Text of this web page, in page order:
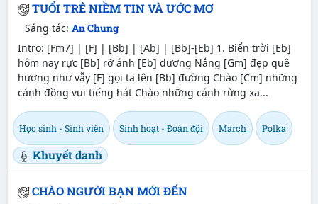
TUỔI TRẺ NIỀM TIN VÀ ƯỚC MƠ
Sáng tác: An Chung
Intro: [Fm7] | [F] | [Bb] | [Ab] | [Bb]-[Eb] 1. Biển trời [Eb]
hôm nay rực [Bb] rỡ ánh [Eb] dương Nắng [Gm] đẹp quê
hương như vẫy [F] gọi ta lên [Bb] đường Chào [Cm] những
cánh đồng vui tiếng hát Chào những cánh rừng xa...
Học sinh - Sinh viên Sinh hoạt - Đoàn đội March Polka
Khuyết danh
CHÀO NGƯỜI BẠN MỚI ĐẾN